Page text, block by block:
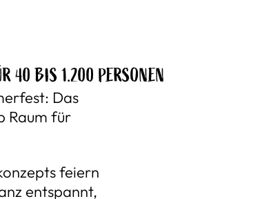
40 BIS 1.200 PERSONEN
Das
Raum für
feiern
entspannt,